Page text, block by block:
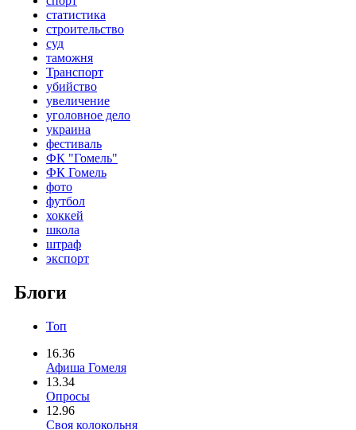
статистика
строительство
суд
таможня
Транспорт
убийство
увеличение
уголовное дело
украина
фестиваль
ФК "Гомель"
ФК Гомель
фото
футбол
хоккей
школа
штраф
экспорт
Блоги
Топ
16.36
Афиша Гомеля
13.34
Опросы
12.96
Своя колокольня